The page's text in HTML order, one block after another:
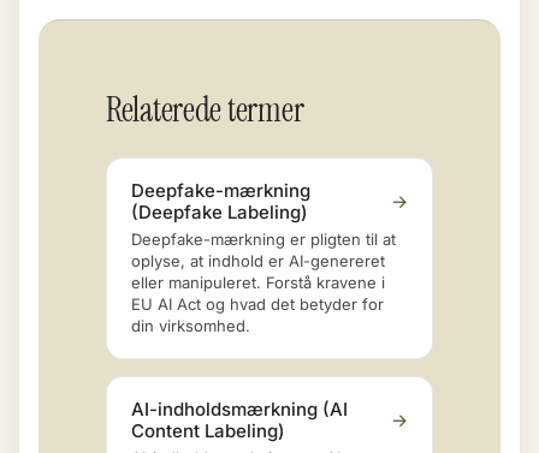
Relaterede termer
Deepfake-mærkning
(Deepfake Labeling)
→
Deepfake-mærkning er pligten til at
oplyse, at indhold er AI-genereret
eller manipuleret. Forstå kravene i
EU AI Act og hvad det betyder for
din virksomhed.
AI-indholdsmærkning (AI
Content Labeling)
→